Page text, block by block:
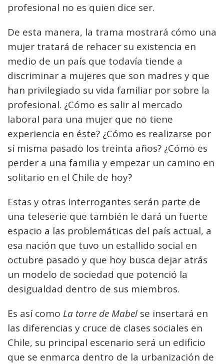
profesional no es quien dice ser.
De esta manera, la trama mostrará cómo una
mujer tratará de rehacer su existencia en
medio de un país que todavía tiende a
discriminar a mujeres que son madres y que
han privilegiado su vida familiar por sobre la
profesional. ¿Cómo es salir al mercado
laboral para una mujer que no tiene
experiencia en éste? ¿Cómo es realizarse por
sí misma pasado los treinta años? ¿Cómo es
perder a una familia y empezar un camino en
solitario en el Chile de hoy?
Estas y otras interrogantes serán parte de
una teleserie que también le dará un fuerte
espacio a las problemáticas del país actual, a
esa nación que tuvo un estallido social en
octubre pasado y que hoy busca dejar atrás
un modelo de sociedad que potenció la
desigualdad dentro de sus miembros.
Es así como La torre de Mabel se insertará en
las diferencias y cruce de clases sociales en
Chile, su principal escenario será un edificio
que se enmarca dentro de la urbanización de